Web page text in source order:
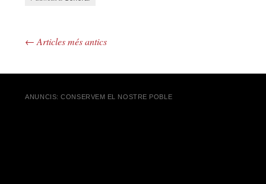
Navegació pels articles
← Articles més antics
ANUNCIS: CONSERVEM EL NOSTRE POBLE